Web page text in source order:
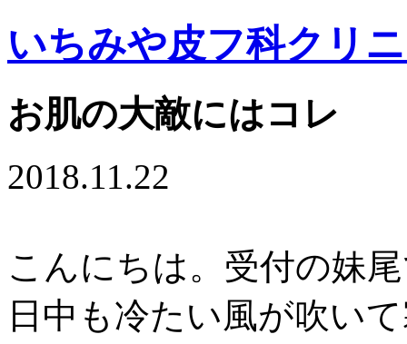
いちみや皮フ科クリ
お肌の大敵にはコレ
2018.11.22
こんにちは。受付の妹
日中も冷たい風が吹い